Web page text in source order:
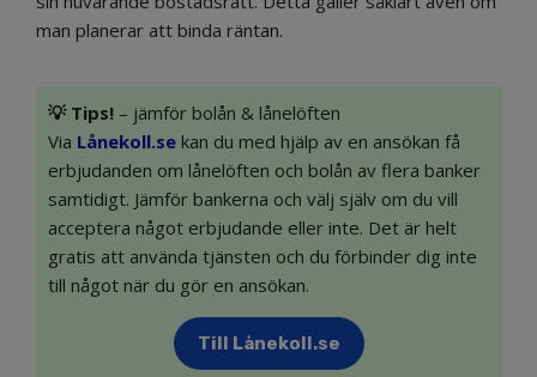
man planerar att binda räntan.
💡 Tips! – jämför bolån & lånelöften
Via Lånekoll.se kan du med hjälp av en ansökan få
erbjudanden om lånelöften och bolån av flera banker
samtidigt. Jämför bankerna och välj själv om du vill
acceptera något erbjudande eller inte. Det är helt
gratis att använda tjänsten och du förbinder dig inte
till något när du gör en ansökan.
Till Lånekoll.se